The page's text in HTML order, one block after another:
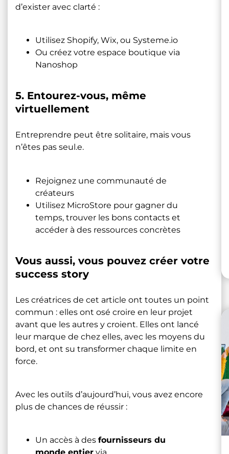
d’exister avec clarté :
Utilisez Shopify, Wix, ou Systeme.io
Ou créez votre espace boutique via
Nanoshop
5. Entourez-vous, même
virtuellement
Entreprendre peut être solitaire, mais vous
n’êtes pas seul.e.
Rejoignez une communauté de
créateurs
Utilisez MicroStore pour gagner du
temps, trouver les bons contacts et
accéder à des ressources concrètes
Vous aussi, vous pouvez créer votre
success story
Les créatrices de cet article ont toutes un point
commun : elles ont osé croire en leur projet
avant que les autres y croient. Elles ont lancé
leur marque de chez elles, avec les moyens du
bord, et ont su transformer chaque limite en
force.
Avec les outils d’aujourd’hui, vous avez encore
plus de chances de réussir :
Un accès à des fournisseurs du